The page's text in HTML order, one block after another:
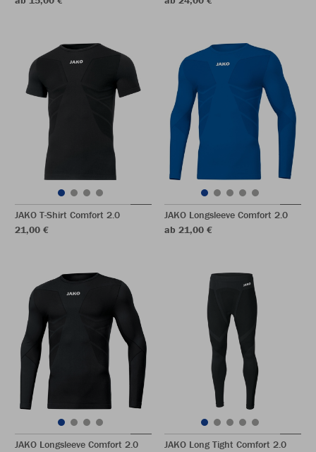
JAKO T-Shirt Comfort 2.0
21,00 €
JAKO Longsleeve Comfort 2.0
ab 21,00 €
JAKO Longsleeve Comfort 2.0
JAKO Long Tight Comfort 2.0